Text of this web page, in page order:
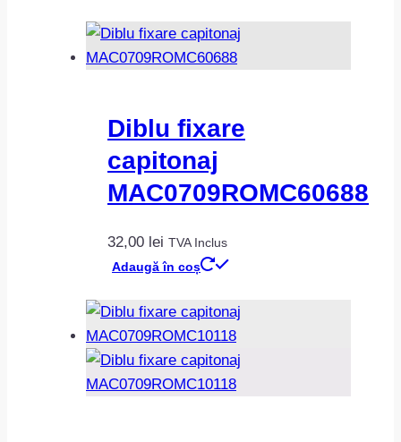
Diblu fixare
capitonaj
MAC0709ROMC60688
32,00 lei TVA Inclus
Adaugă în coș